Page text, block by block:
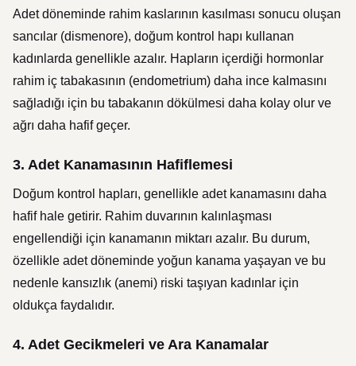
Adet döneminde rahim kaslarının kasılması sonucu oluşan
sancılar (dismenore), doğum kontrol hapı kullanan
kadınlarda genellikle azalır. Hapların içerdiği hormonlar
rahim iç tabakasının (endometrium) daha ince kalmasını
sağladığı için bu tabakanın dökülmesi daha kolay olur ve
ağrı daha hafif geçer.
3. Adet Kanamasının Hafiflemesi
Doğum kontrol hapları, genellikle adet kanamasını daha
hafif hale getirir. Rahim duvarının kalınlaşması
engellendiği için kanamanın miktarı azalır. Bu durum,
özellikle adet döneminde yoğun kanama yaşayan ve bu
nedenle kansızlık (anemi) riski taşıyan kadınlar için
oldukça faydalıdır.
4. Adet Gecikmeleri ve Ara Kanamalar